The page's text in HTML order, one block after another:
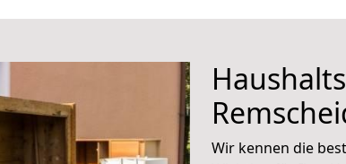
Wir kennen die